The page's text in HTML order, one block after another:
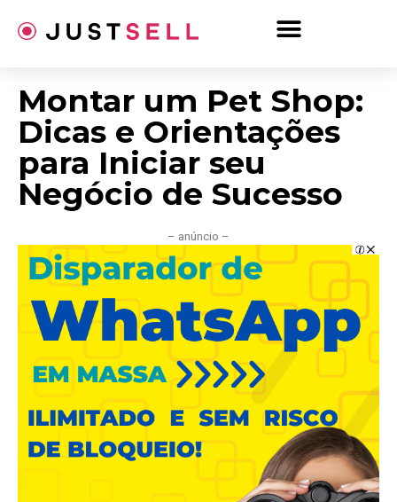
para
Montar um Pet Shop:
Dicas e Orientações
para Iniciar seu
Negócio de Sucesso
– anúncio –